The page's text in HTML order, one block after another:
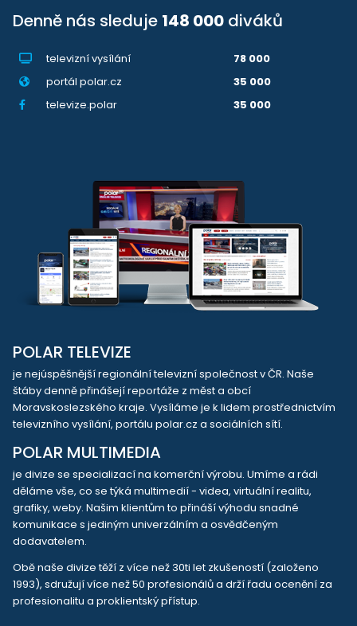
Denně nás sleduje 148 000 diváků
televizní vysílání
78 000
portál polar.cz
35 000
televize.polar
35 000
POLAR TELEVIZE
je nejúspěšnější regionální televizní společnost v ČR. Naše
štáby denně přinášejí reportáže z měst a obcí
Moravskoslezského kraje. Vysíláme je k lidem prostřednictvím
televizního vysílání, portálu polar.cz a sociálních sítí.
POLAR MULTIMEDIA
je divize se specializací na komerční výrobu. Umíme a rádi
děláme vše, co se týká multimedií - videa, virtuální realitu,
grafiky, weby. Našim klientům to přináší výhodu snadné
komunikace s jediným univerzálním a osvědčeným
dodavatelem.
Obě naše divize těží z více než 30ti let zkušeností (založeno
1993), sdružují více než 50 profesionálů a drží řadu ocenění za
profesionalitu a proklientský přístup.